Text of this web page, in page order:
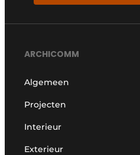
ARCHICOMM
Algemeen
Projecten
Interieur
Exterieur